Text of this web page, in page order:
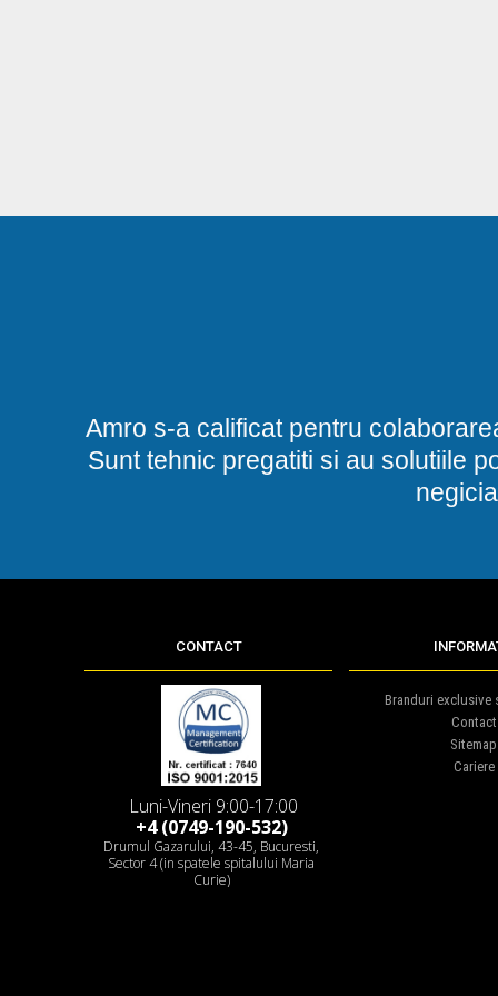
Amro s-a calificat pentru
Sunt tehnic pregatiti si au solutiile
CONTACT
Luni-Vineri 9:00-17:00
+4 (0749-190-532)
Drumul Gazarului, 43-45, Bucuresti,
Sector 4 (in spatele spitalului Maria
Curie)
Branduri exclusive
Contact
Sitemap
Cariere